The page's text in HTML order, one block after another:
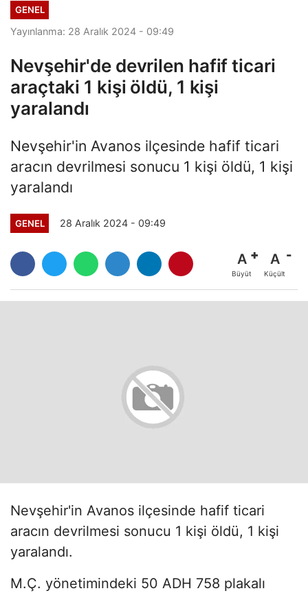
GENEL
Yayınlanma: 28 Aralık 2024 - 09:49
Nevşehir'de devrilen hafif ticari
araçtaki 1 kişi öldü, 1 kişi
yaralandı
Nevşehir'in Avanos ilçesinde hafif ticari
aracın devrilmesi sonucu 1 kişi öldü, 1 kişi
yaralandı
GENEL 28 Aralık 2024 - 09:49
A
Büyüt
A
Küçült
Nevşehir'in Avanos ilçesinde hafif ticari
aracın devrilmesi sonucu 1 kişi öldü, 1 kişi
yaralandı.
M.Ç. yönetimindeki 50 ADH 758 plakalı